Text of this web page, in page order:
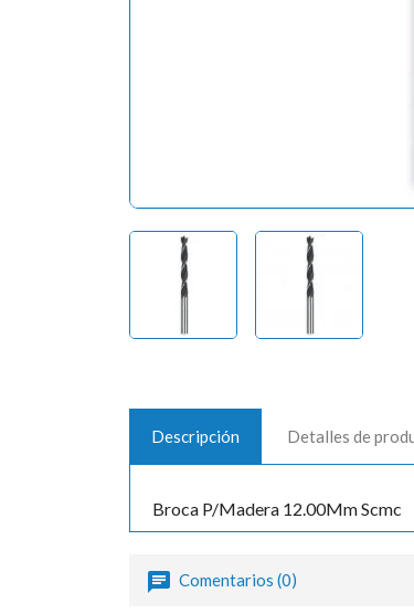
Descripción Detalles de
Broca P/Madera 12.00Mm Scmc
Comentarios (0)